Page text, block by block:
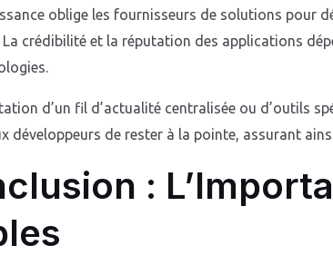
oblige les fournisseurs de solutions pour
La crédibilité et la réputation des applications
d’un fil d’actualité centralisée ou d’outils
développeurs de rester à la pointe, assurant
: